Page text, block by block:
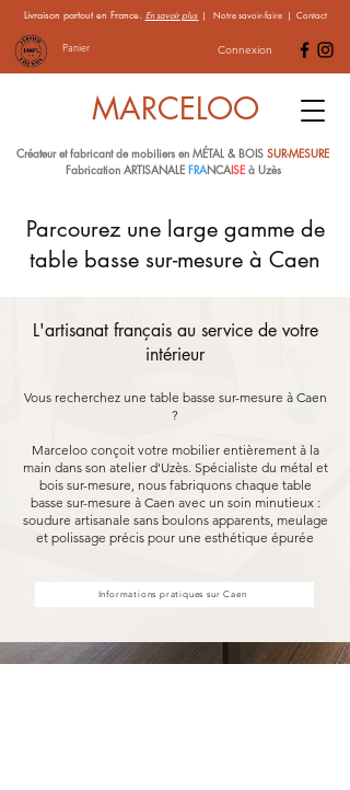
Livraison partout en France. En savoir plus | Notre savoir-faire| Contact
Panier Connexion
MARCELOO
Créateur et fabricant de mobiliers en MÉTAL & BOIS SUR-MESURE
Fabrication ARTISANALE FRANCAISEà Uzès
Parcourez une large gamme de
table basse sur-mesure à Caen
L'artisanat français au service de votre
intérieur
Vous recherchez une table basse sur-mesure à Caen
?
Marceloo conçoit votre mobilier entièrement à la
main dans son atelier d'Uzès. Spécialiste du métal et
bois sur-mesure, nous fabriquons chaque table
basse sur-mesure à Caen avec un soin minutieux :
soudure artisanale sans boulons apparents, meulage
et polissage précis pour une esthétique épurée
Informations pratiques sur Caen